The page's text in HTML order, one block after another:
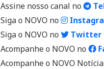
Assine nosso canal no
Siga o NOVO no
Siga o NOVO no
Twitter
Acompanhe o NOVO no
Acompanhe o NOVO